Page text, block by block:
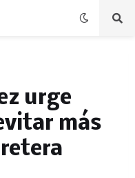
urge
más